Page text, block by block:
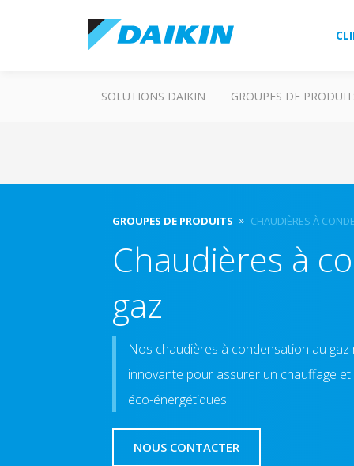
SOLUTIONS DAIKIN GROUPES DE
GROUPES DE PRODUITS CHAUDIÈRES À
Chaudières à
gaz
Nos chaudières à condensation au
innovante pour assurer un chauffage
éco-énergétiques.
NOUS CONTACTER